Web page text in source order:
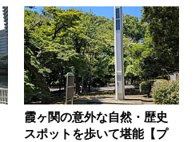
霞ヶ関の意外な自然・歴史
スポットを歩いて堪能【プ